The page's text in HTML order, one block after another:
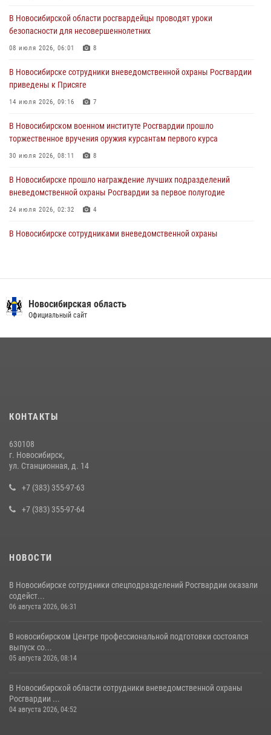
В Новосибирске сотрудниками вневедомственной охраны
Росгвардии задержан гражданин, находящийся в розыске
В Новосибирске военнослужащие отряда спецназа «Ермак»
Росгвардии провели занятия по беспарашютному десантированию
В Новосибирске военнослужащие Росгвардии почтили память детей
– жертв войны в Донбассе
В Новосибирской области росгвардейцы проводят уроки
безопасности для несовершеннолетних
08 июля 2026, 06:01 8
В Новосибирске сотрудники вневедомственной охраны Росгвардии
приведены к Присяге
14 июля 2026, 09:16 7
В Новосибирском военном институте Росгвардии прошло
торжественное вручения оружия курсантам первого курса
30 июля 2026, 08:11 8
В Новосибирске прошло награждение лучших подразделений
вневедомственной охраны Росгвардии за первое полугодие
24 июля 2026, 02:32 4
В Новосибирске сотрудниками вневедомственной охраны
зачинщиков уличной драки
17 июля 2026, 07:24
Росгвардии задержан подозреваемый в грабеже
За серию краж экипажем вневедомственной охраны Росгвардии
10 июля 2026, 04:33
Новосибирская область
Официальный сайт
КОНТАКТЫ
630108
г. Новосибирск,
ул. Станционная, д. 14
+7 (383) 355-97-63
+7 (383) 355-97-64
НОВОСТИ
В Новосибирске сотрудники спецподразделений Росгвардии оказали
содейст...
06 августа 2026, 06:31
В новосибирском Центре профессиональной подготовки состоялся
выпуск со...
05 августа 2026, 08:14
В Новосибирской области сотрудники вневедомственной охраны
Росгвардии ...
04 августа 2026, 04:52